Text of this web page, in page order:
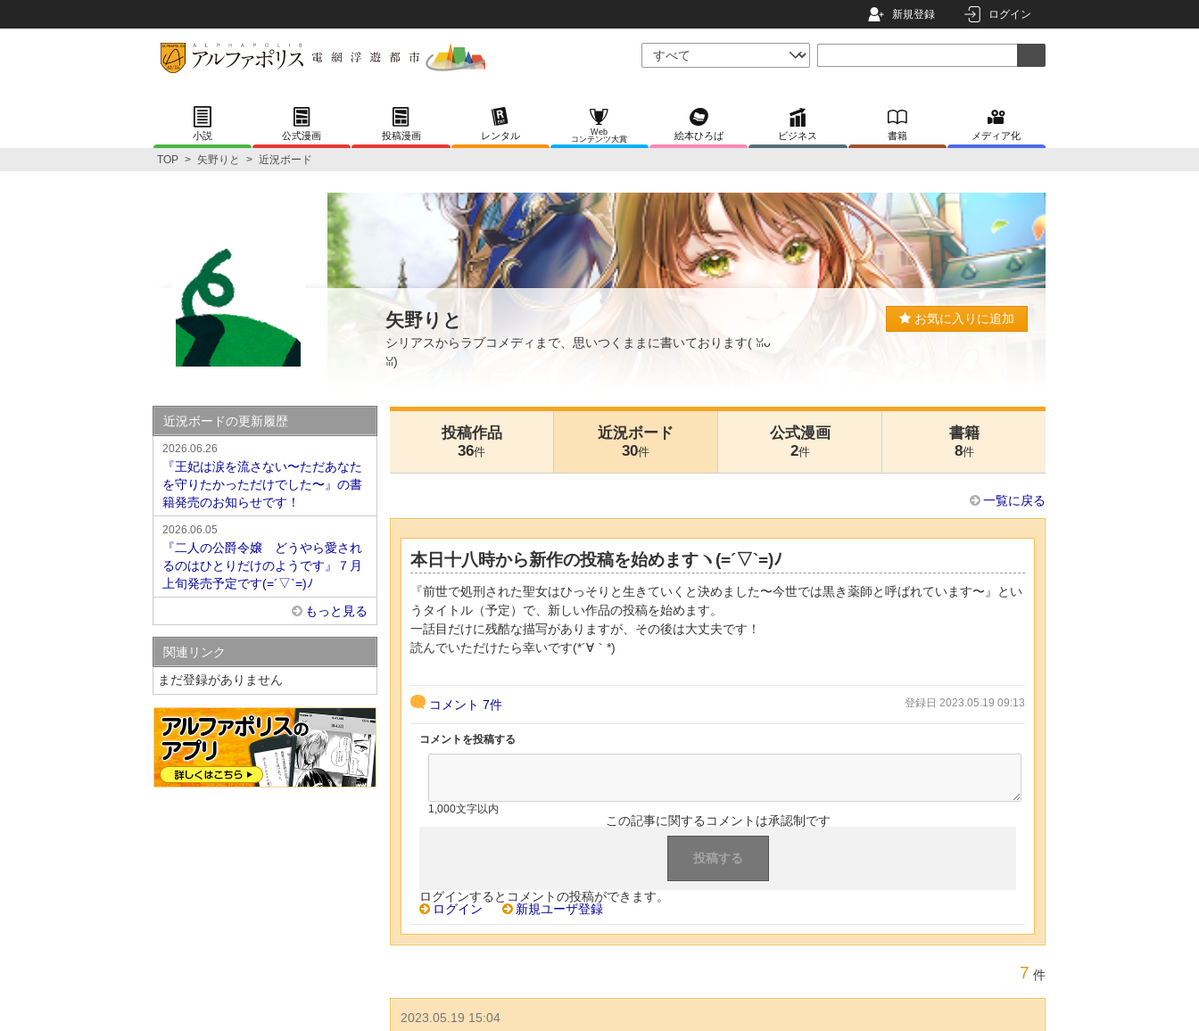
新規登録 ログイン
小説 公式漫画 投稿漫画 レンタル
Web
コンテンツ大賞
絵本ひろば ビジネス 書籍 メディア化
TOP > 矢野りと > 近況ボード
矢野りと
シリアスからラブコメディまで、思いつくままに書いております( ꈍᴗ
ꈍ)
お気に入りに追加
投稿作品
36件
近況ボード
30件
公式漫画
2件
書籍
8件
一覧に戻る
本日十八時から新作の投稿を始めますヽ(=´▽`=)ﾉ
『前世で処刑された聖女はひっそりと生きていくと決めました〜今世では黒き薬師と呼ばれています〜』とい
うタイトル（予定）で、新しい作品の投稿を始めます。
一話目だけに残酷な描写がありますが、その後は大丈夫です！
読んでいただけたら幸いです(*´∀｀*)
コメント 7件 登録日 2023.05.19 09:13
コメントを投稿する
1,000文字以内
この記事に関するコメントは承認制です
ログインするとコメントの投稿ができます。
ログイン
新規ユーザ登録
7 件
2023.05.19 15:04
近況ボードの更新履歴
2026.06.26
『王妃は涙を流さない〜ただあなた
を守りたかっただけでした〜』の書
籍発売のお知らせです！
2026.06.05
『二人の公爵令嬢 どうやら愛され
るのはひとりだけのようです』７月
上旬発売予定です(=´▽`=)ﾉ
もっと見る
関連リンク
まだ登録がありません